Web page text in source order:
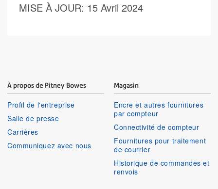
MISE À JOUR: 15 Avril 2024
À propos de Pitney Bowes
Profil de l'entreprise
Salle de presse
Carrières
Communiquez avec nous
Magasin
Encre et autres fournitures
par compteur
Connectivité de compteur
Fournitures pour traitement
de courrier
Historique de commandes et
renvois